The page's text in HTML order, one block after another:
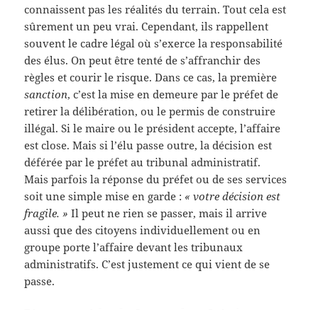
connaissent pas les réalités du terrain. Tout cela est
sûrement un peu vrai. Cependant, ils rappellent
souvent le cadre légal où s’exerce la responsabilité
des élus. On peut être tenté de s’affranchir des
règles et courir le risque. Dans ce cas, la première
sanction, c’est la mise en demeure par le préfet de
retirer la délibération, ou le permis de construire
illégal. Si le maire ou le président accepte, l’affaire
est close. Mais si l’élu passe outre, la décision est
déférée par le préfet au tribunal administratif.
Mais parfois la réponse du préfet ou de ses services
soit une simple mise en garde : « votre décision est
fragile. »Il peut ne rien se passer, mais il arrive
aussi que des citoyens individuellement ou en
groupe porte l’affaire devant les tribunaux
administratifs. C’est justement ce qui vient de se
passe.